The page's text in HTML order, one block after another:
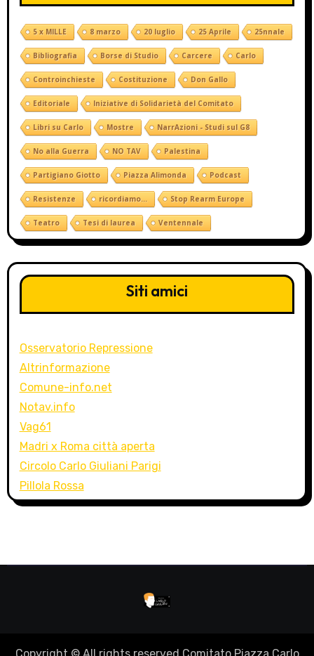
5 x MILLE 8 marzo 20 luglio 25 Aprile 25nnale
Bibliografia Borse di Studio Carcere Carlo
Controinchieste Costituzione Don Gallo
Editoriale Iniziative di Solidarietà del Comitato
Libri su Carlo Mostre NarrAzioni - Studi sul G8
No alla Guerra NO TAV Palestina
Partigiano Giotto Piazza Alimonda Podcast
Resistenze ricordiamo... Stop Rearm Europe
Teatro Tesi di laurea Ventennale
Siti amici
Osservatorio Repressione
Altrinformazione
Comune-info.net
Notav.info
Vag61
Madri x Roma città aperta
Circolo Carlo Giuliani Parigi
Pillola Rossa
Copyright © All rights reserved Comitato Piazza Carlo